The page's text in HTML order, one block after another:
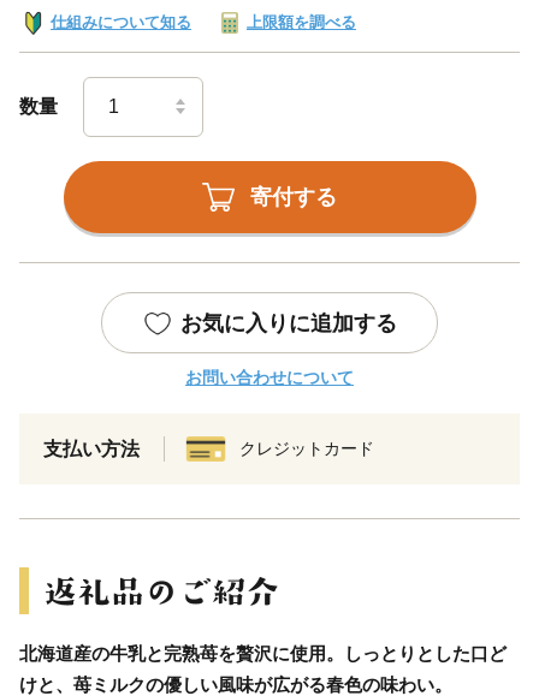
仕組みについて知る 上限額を調べる
数量
寄付する
お気に入りに追加する
お問い合わせについて
支払い方法 クレジットカード
北海道産の牛乳と完熟苺を贅沢に使用。しっとりとした口ど
けと、苺ミルクの優しい風味が広がる春色の味わい。